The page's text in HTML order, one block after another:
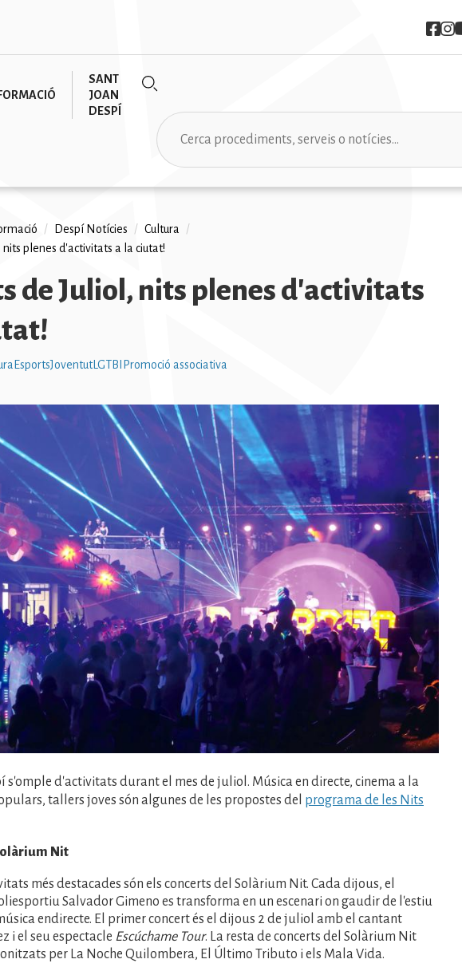
SANT
JOAN
DESPÍ
Cerca
/ Despí Notícies / Cultura
/
nits plenes d'activitats a la ciutat!
de Juliol, nits plenes d'activitats
EsportsJoventutLGTBI Promoció associativa
s'omple d'activitats durant el mes de juliol. Música en directe, cinema a la
tallers joves són algunes de les propostes del programa de les Nits
Nit
més destacades són els concerts del Solàrium Nit. Cada dijous, el
Salvador Gimeno es transforma en un escenari on gaudir de l'estiu
endirecte. El primer concert és el dijous 2 de juliol amb el cantant
i el seu espectacle Escúchame Tour. La resta de concerts del Solàrium Nit
per La Noche Quilombera, El Último Tributo i els Mala Vida.